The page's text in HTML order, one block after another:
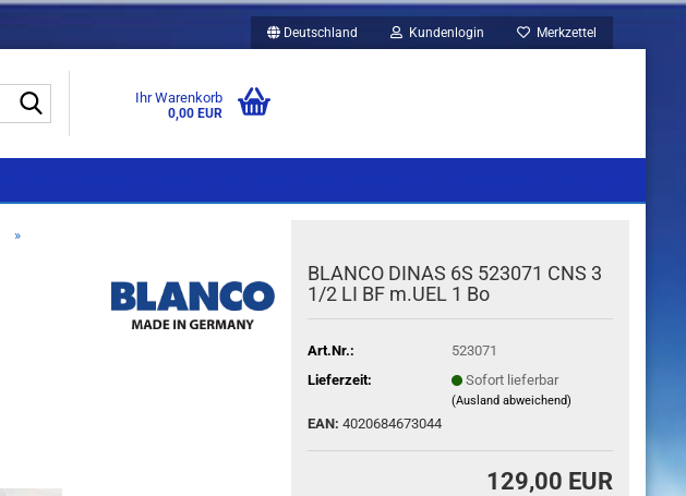
Deutschland Kundenlogin Merkzettel
Ihr Warenkorb
0,00 EUR
»
BLANCO DINAS 6S 523071 CNS 3
1/2 LI BF m.UEL 1 Bo
Art.Nr.:
523071
Lieferzeit:
Sofort lieferbar
(Ausland abweichend)
EAN: 4020684673044
129,00 EUR